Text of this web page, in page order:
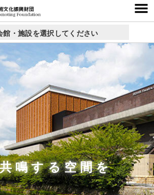
館・施設を選択してください
京都コンサートホール
西文化会館ウエスティ
右京ふれあい文化会館
鳴する空間を